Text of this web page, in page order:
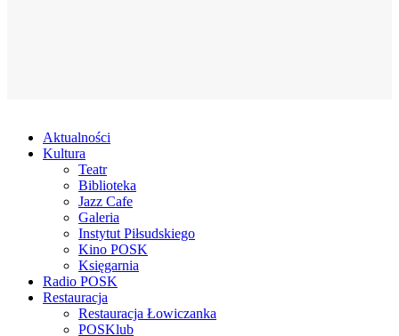
Aktualności
Kultura
Teatr
Biblioteka
Jazz Cafe
Galeria
Instytut Piłsudskiego
Kino POSK
Księgarnia
Radio POSK
Restauracja
Restauracja Łowiczanka
POSKlub